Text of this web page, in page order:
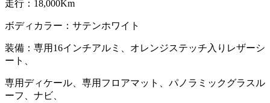
走行：18,000Km
ボディカラー：サテンホワイト
装備：専用16インチアルミ、オレンジステッチ入りレザーシ
ート、
専用ディケール、専用フロアマット、パノラミックグラスル
ーフ、ナビ、